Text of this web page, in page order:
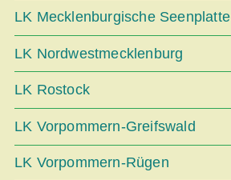
LK Mecklenburgische Seenplatte
LK Nordwestmecklenburg
LK Rostock
LK Vorpommern-Greifswald
LK Vorpommern-Rügen